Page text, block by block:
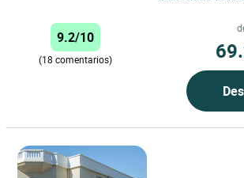
auténtica
9.2/10
(18 comentarios)